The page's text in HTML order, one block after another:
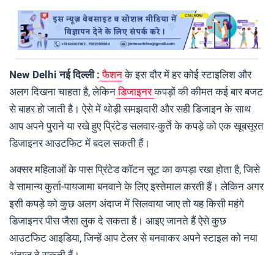
New Delhi नई दिल्ली : फैशनके इस दौर में हर कोई स्टाइलिश और
अलग दिखना चाहता है, लेकिनडिजाइनरकपड़ों की कीमत कई बार बजट
से बाहर हो जाती है। ऐसे में थोड़ी समझदारी और सही डिजाइन के साथ
आप अपने पुराने या रखे हुए प्रिंटेड सलवार-कुर्ते के कपड़े को एक खूबसूरत
डिजाइनर आउटफिट में बदल सकती हैं।
अक्सर महिलाओं के पास प्रिंटेड कॉटन सूट का कपड़ा रखा होता है, जिसे
वे सामान्य कुर्ता-पायजामा बनवाने के लिए इस्तेमाल करती हैं। लेकिन अगर
इसी कपड़े को कुछ अलग अंदाज में सिलवाया जाए तो यह किसी महंगे
डिजाइनर पीस जैसा लुक दे सकता है। आइए जानते हैं ऐसे कुछ
आउटफिट आइडिया, जिन्हें आप टेलर से बनवाकर अपने स्टाइल को नया